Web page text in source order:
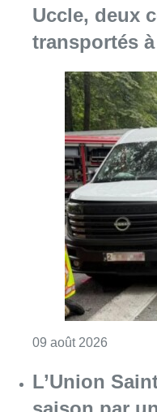
Uccle, deux
transportés
09 août 2026
L’Union